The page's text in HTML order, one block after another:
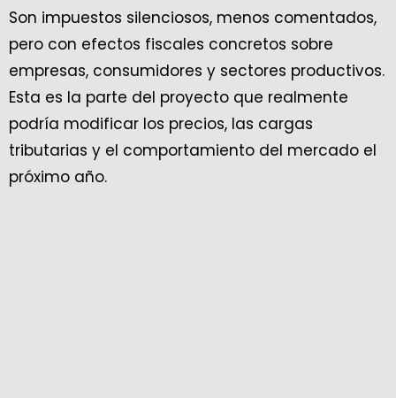
Son impuestos silenciosos, menos comentados,
pero con efectos fiscales concretos sobre
empresas, consumidores y sectores productivos.
Esta es la parte del proyecto que realmente
podría modificar los precios, las cargas
tributarias y el comportamiento del mercado el
próximo año.